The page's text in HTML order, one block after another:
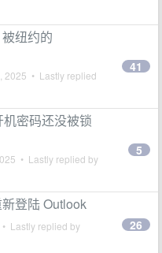
纽约的
2025 • Lastly replied
41
密码还没被锁
• Lastly replied by
5
登陆 Outlook
• Lastly replied by 26